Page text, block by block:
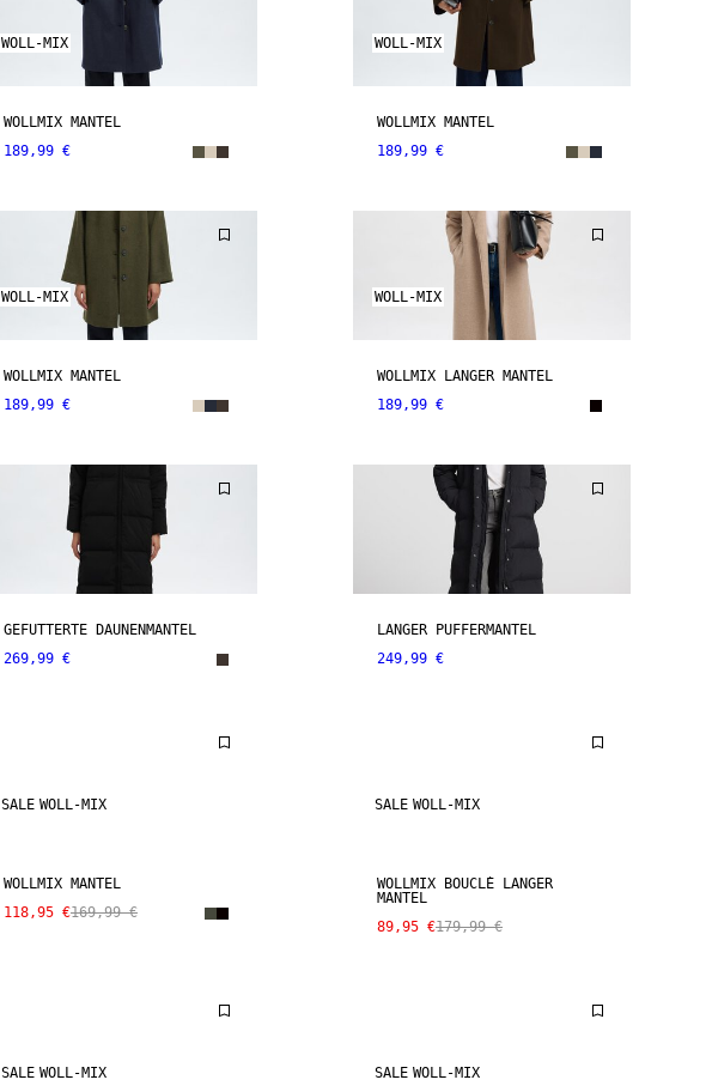
WOLL-MIX
WOLLMIX MANTEL
189,99 €
WOLL-MIX
WOLLMIX MANTEL
189,99 €
WOLL-MIX
WOLLMIX MANTEL
189,99 €
WOLL-MIX
WOLLMIX LANGER MANTEL
189,99 €
GEFÜTTERTE DAUNENMANTEL
269,99 €
LANGER PUFFERMANTEL
249,99 €
SALE WOLL-MIX
WOLLMIX MANTEL
118,95 €169,99 €
SALE WOLL-MIX
WOLLMIX BOUCLÉ LANGER
MANTEL
89,95 €179,99 €
SALE WOLL-MIX SALE WOLL-MIX